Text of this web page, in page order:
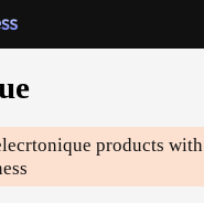
products with